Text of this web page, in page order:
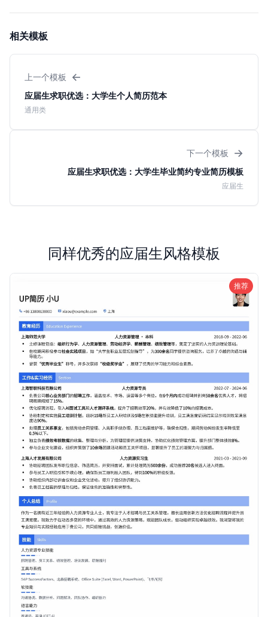
相关模板
上一个模板 ←
应届生求职优选：大学生个人简历范本
通用类
下一个模板 →
应届生求职优选：大学生毕业简约专业简历模板
应届生
同样优秀的应届生风格模板
推荐